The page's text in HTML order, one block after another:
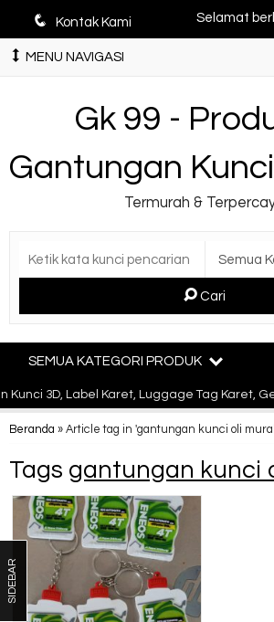
q Kontak Kami Selamat
MENU NAVIGASI
Gk 99 -
Gantungan
Termurah &
Cari
SEMUA KATEGORI PRODUK
3D, Label Karet, Luggage Tag Karet,
Beranda » Article tag in 'gantungan kunci oli
Tags gantungan kunci
SIDEBAR